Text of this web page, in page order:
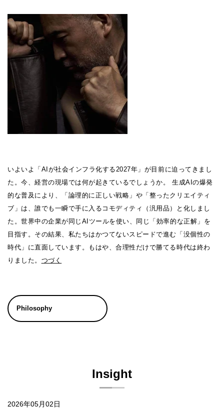
いよいよ「AIが社会インフラ化する2027年」が目前に迫ってきまし
た。今、経営の現場では何が起きているでしょうか。 生成AIの爆発
的な普及により、「論理的に正しい戦略」や「整ったクリエイティ
ブ」は、誰でも一瞬で手に入るコモディティ（汎用品）と化しまし
た。世界中の企業が同じAIツールを使い、同じ「効率的な正解」を
目指す。その結果、私たちはかつてないスピードで進む「没個性の
時代」に直面しています。もはや、合理性だけで勝てる時代は終わ
りました。 つづく
Philosophy
Insight
2026年05月02日